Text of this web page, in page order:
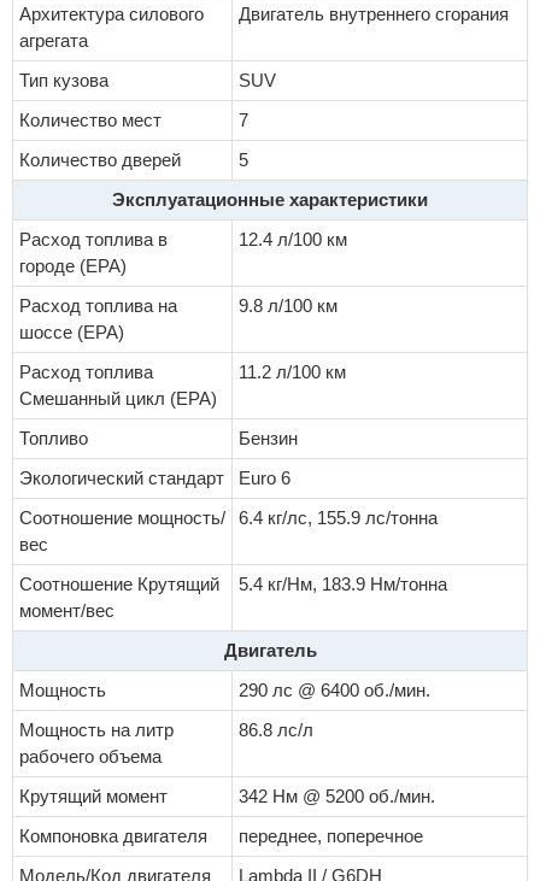
Архитектура силового
агрегата
Двигатель внутреннего сгорания
Тип кузова
SUV
Количество мест
7
Количество дверей
5
Эксплуатационные характеристики
Расход топлива в
городе (EPA)
12.4 л/100 км
Расход топлива на
шоссе (EPA)
9.8 л/100 км
Расход топлива
Смешанный цикл (EPA)
11.2 л/100 км
Топливо
Бензин
Экологический стандарт
Euro 6
Соотношение мощность/
вес
6.4 кг/лс, 155.9 лс/тонна
Соотношение Крутящий
момент/вес
5.4 кг/Нм, 183.9 Нм/тонна
Двигатель
Мощность
290 лс @ 6400 об./мин.
Мощность на литр
рабочего объема
86.8 лс/л
Крутящий момент
342 Нм @ 5200 об./мин.
Компоновка двигателя
переднее, поперечное
Модель/Код двигателя
Lambda II / G6DH